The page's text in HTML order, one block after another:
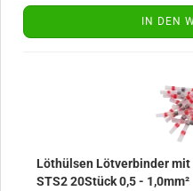
IN DEN
Löthülsen Lötverbinder
STS2 20Stück 0,5 - 1,0mm²